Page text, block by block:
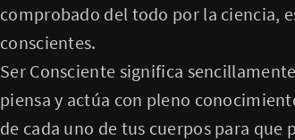
comprobado del todo por la ciencia,
conscientes.
Ser Consciente significa
piensa y actúa con pleno
de cada uno de tus cuerpos para que